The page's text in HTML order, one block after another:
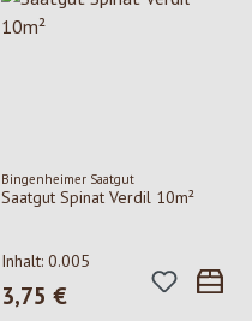
Bingenheimer Saatgut
Saatgut Spinat Verdil 10m²
Inhalt: 0.005
Regulärer Preis:
3,75 €